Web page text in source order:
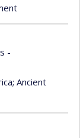
-
; Ancient